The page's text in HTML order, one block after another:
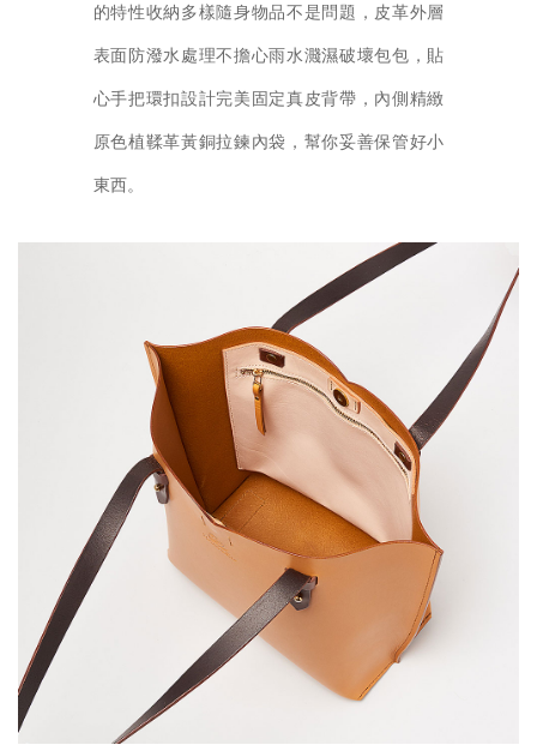
的特性收納多樣隨身物品不是問題，皮革外層
表面防潑水處理不擔心雨水濺濕破壞包包，貼
心手把環扣設計完美固定真皮背帶，內側精緻
原色植鞣革黃銅拉鍊內袋，幫你妥善保管好小
東西。